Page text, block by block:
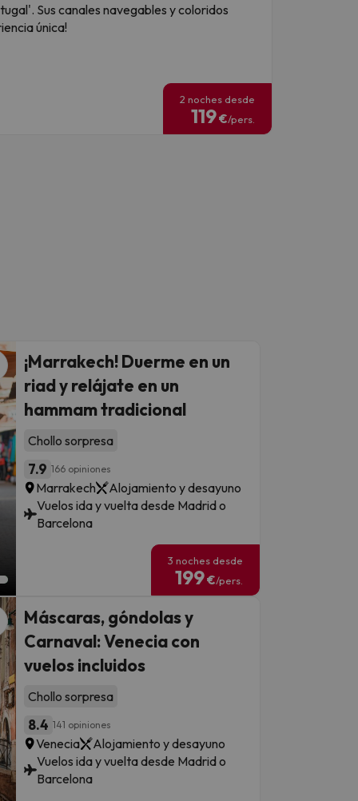
Sus canales navegables y coloridos
única!
2 noches desde
119€/pers.
¡Marrakech! Duerme en un
riad y relájate en un
hammam tradicional
Chollo sorpresa
7.9 166 opiniones
Marrakech
Alojamiento y desayuno
Vuelos ida y vuelta desde Madrid o
Barcelona
3 noches desde
199€/pers.
Máscaras, góndolas y
Carnaval: Venecia con
vuelos incluidos
Chollo sorpresa
8.4 141 opiniones
Venecia
Alojamiento y desayuno
Vuelos ida y vuelta desde Madrid o
Barcelona